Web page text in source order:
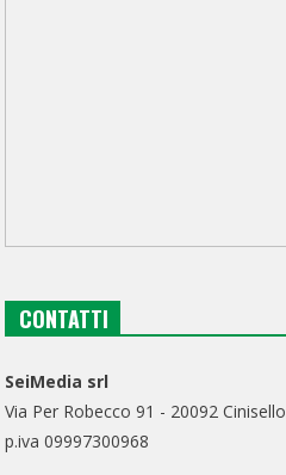
CONTATTI
SeiMedia srl
Via Per Robecco 91 - 20092
p.iva 09997300968